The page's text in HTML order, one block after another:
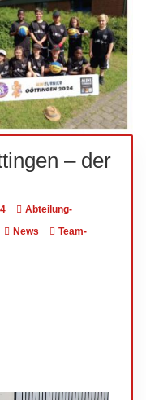
– der
Abteilung-
News
Team-